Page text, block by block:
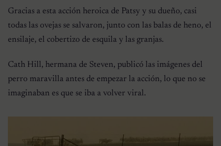
Gracias a esta acción heroica de Patsy y su dueño, casi
todas las ovejas se salvaron, junto con las balas de heno, el
ensilaje, el cobertizo de esquila y las granjas.
Cath Hill, hermana de Steven, publicó las imágenes del
perro maravilla antes de empezar la acción, lo que no se
imaginaban es que se iba a volver viral.